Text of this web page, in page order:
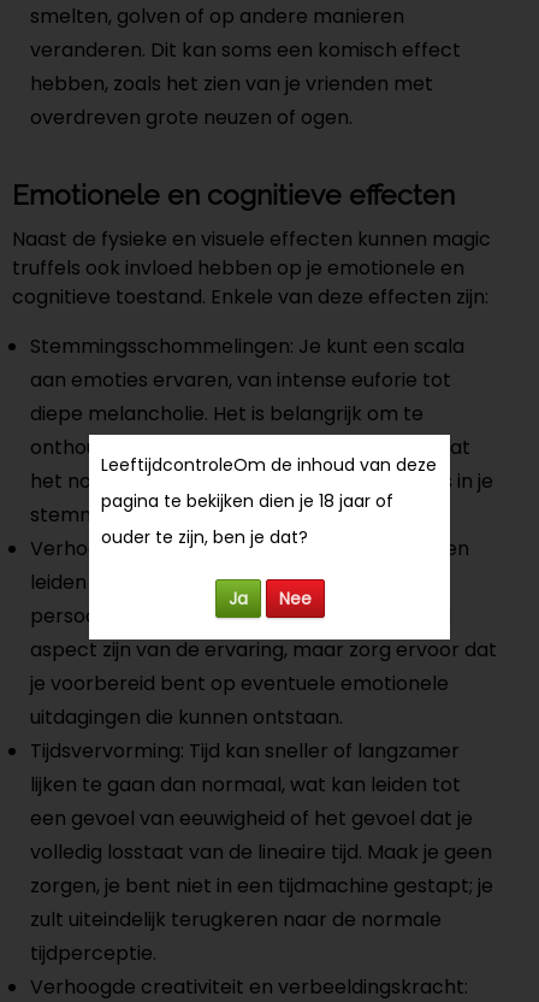
LeeftijdcontroleOm de inhoud van deze
pagina te bekijken dien je 18 jaar of
ouder te zijn, ben je dat?
Ja Nee
smelten, golven of op andere manieren
veranderen. Dit kan soms een komisch effect
hebben, zoals het zien van je vrienden met
overdreven grote neuzen of ogen.
Emotionele en cognitieve effecten
Naast de fysieke en visuele effecten kunnen magic
truffels ook invloed hebben op je emotionele en
cognitieve toestand. Enkele van deze effecten zijn:
Stemmingsschommelingen: Je kunt een scala
aan emoties ervaren, van intense euforie tot
diepe melancholie. Het is belangrijk om te
onthouden dat deze emoties tijdelijk zijn en dat
het normaal is om tijdens een trip fluctuaties in je
stemming te ervaren.
Verhoogde introspectie: Magic truffels kunnen
leiden tot diepe zelfreflectie en inzicht in
persoonlijke kwesties. Dit kan een waardevol
aspect zijn van de ervaring, maar zorg ervoor dat
je voorbereid bent op eventuele emotionele
uitdagingen die kunnen ontstaan.
Tijdsvervorming: Tijd kan sneller of langzamer
lijken te gaan dan normaal, wat kan leiden tot
een gevoel van eeuwigheid of het gevoel dat je
volledig losstaat van de lineaire tijd. Maak je geen
zorgen, je bent niet in een tijdmachine gestapt; je
zult uiteindelijk terugkeren naar de normale
tijdperceptie.
Verhoogde creativiteit en verbeeldingskracht: